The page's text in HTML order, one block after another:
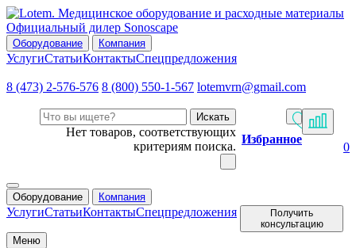
Официальный дилер Sonoscape
Оборудование Компания
УслугиСтатьиКонтактыСпецпредложения
8 (473) 2-576-576 8 (800) 550-1-567 lotemvrn@gmail.com
Искать
Нет товаров, соответствующих
критериям поиска.
Избранное
0
Оборудование Компания
УслугиСтатьиКонтактыСпецпредложения
Получить
консультацию
Меню